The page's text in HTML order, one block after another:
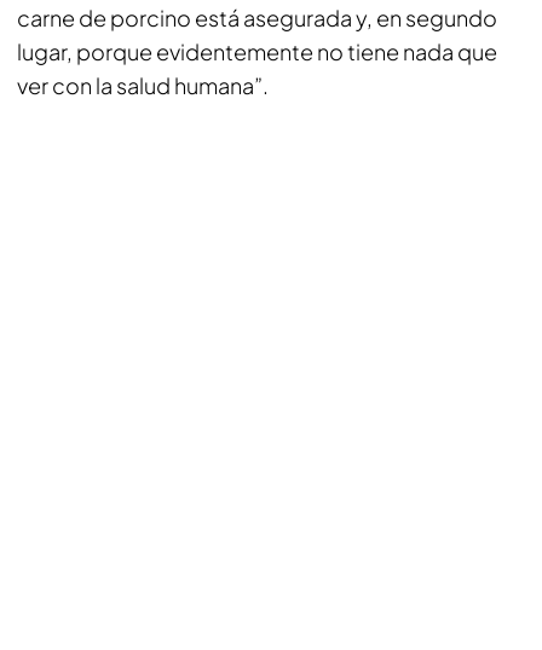
carne de porcino está asegurada y, en segundo
lugar, porque evidentemente no tiene nada que
ver con la salud humana”.